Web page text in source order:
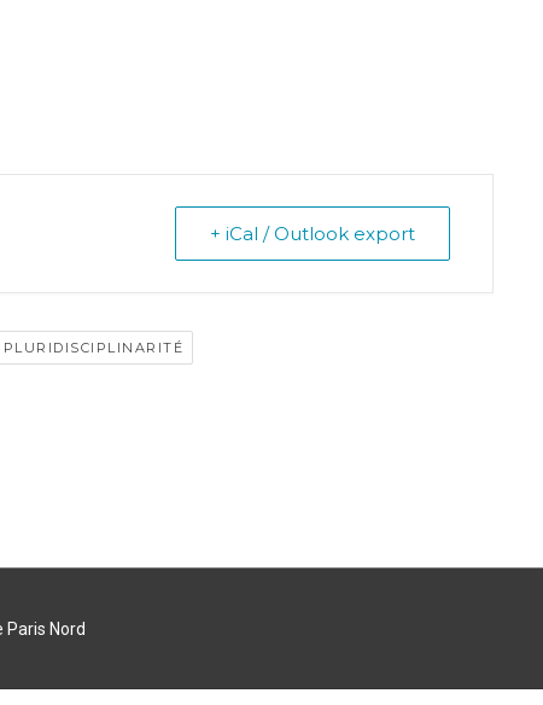
+ iCal / Outlook export
PLURIDISCIPLINARITÉ
Paris Nord